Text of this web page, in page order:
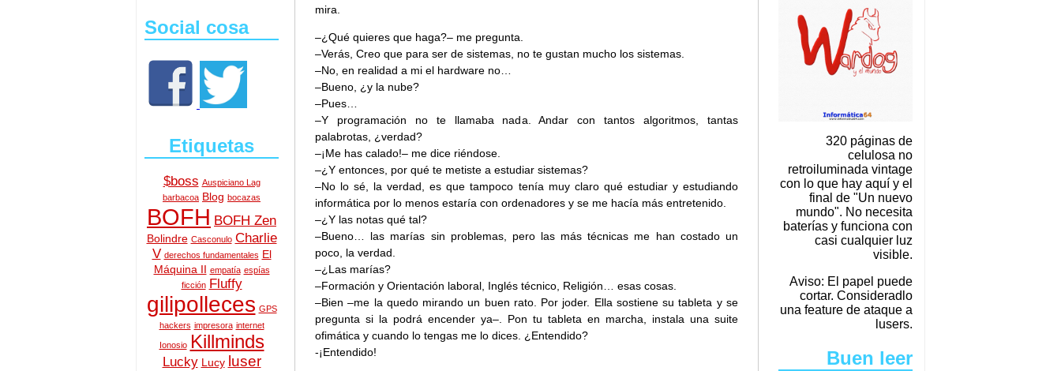
Social cosa
Etiquetas
$boss Auspiciano Lag
barbacoa Blog bocazas
BOFH BOFH Zen
Bolindre Casconulo Charlie
V derechos fundamentales El
Máquina II empatía espías
ficción
Fluffy
gilipolleces GPS
hackers impresora internet
Ionosio Killminds
Lucky Lucy luser
320 páginas de
celulosa no
retroiluminada vintage
con lo que hay aquí y el
final de "Un nuevo
mundo". No necesita
baterías y funciona con
casi cualquier luz
visible.
Aviso: El papel puede
cortar. Consideradlo
una feature de ataque a
lusers.
Buen leer
mira.
–¿Qué quieres que haga?– me pregunta.
–Verás, Creo que para ser de sistemas, no te gustan mucho los sistemas.
–No, en realidad a mi el hardware no…
–Bueno, ¿y la nube?
–Pues…
–Y programación no te llamaba nada. Andar con tantos algoritmos, tantas
palabrotas, ¿verdad?
–¡Me has calado!– me dice riéndose.
–¿Y entonces, por qué te metiste a estudiar sistemas?
–No lo sé, la verdad, es que tampoco tenía muy claro qué estudiar y estudiando
informática por lo menos estaría con ordenadores y se me hacía más entretenido.
–¿Y las notas qué tal?
–Bueno… las marías sin problemas, pero las más técnicas me han costado un
poco, la verdad.
–¿Las marías?
–Formación y Orientación laboral, Inglés técnico, Religión… esas cosas.
–Bien –me la quedo mirando un buen rato. Por joder. Ella sostiene su tableta y se
pregunta si la podrá encender ya–. Pon tu tableta en marcha, instala una suite
ofimática y cuando lo tengas me lo dices. ¿Entendido?
-¡Entendido!